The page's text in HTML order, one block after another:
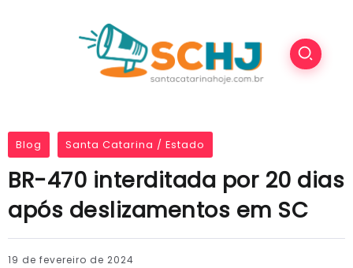
Blog Santa Catarina / Estado
BR-470 interditada por 20 dias
após deslizamentos em SC
19 de fevereiro de 2024